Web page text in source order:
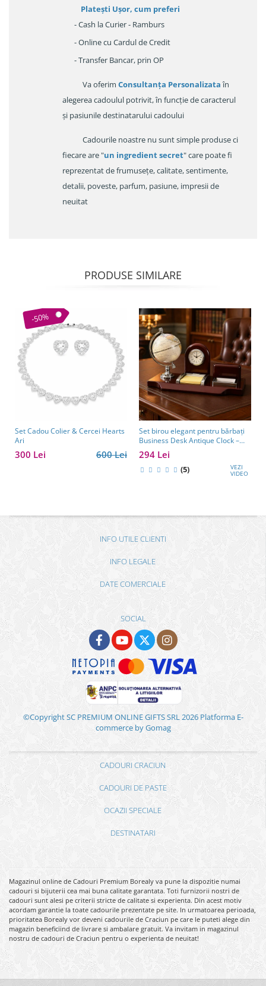
Platești Ușor, cum preferi
- Cash la Curier - Ramburs
- Online cu Cardul de Credit
- Transfer Bancar, prin OP
Va oferim Consultanța Personalizataîn
alegerea cadoulul potrivit, în funcție de caracterul
și pasiunile destinatarului cadoului
Cadourile noastre nu sunt simple produse ci
fiecare are "un ingredient secret" care poate fi
reprezentat de frumusețe, calitate, sentimente,
detalii, poveste, parfum, pasiune, impresii de
neuitat
PRODUSE SIMILARE
-50%
Set Cadou Colier & Cercei Hearts
Ari
600 Lei
300 Lei
Set birou elegant pentru bărbați
Business Desk Antique Clock –
cadou premium pentru șef, soț
sau partener de afaceri
294 Lei
(5) VEZI
VIDEO
INFO UTILE CLIENTI
INFO LEGALE
DATE COMERCIALE
SOCIAL
©Copyright SC PREMIUM ONLINE GIFTS SRL 2026 Platforma E-
commerce by Gomag
CADOURI CRACIUN
CADOURI DE PASTE
OCAZII SPECIALE
DESTINATARI
Magazinul online de Cadouri Premium Borealy va pune la dispozitie numai
cadouri si bijuterii cea mai buna calitate garantata. Toti furnizorii nostri de
cadouri sunt alesi pe criterii stricte de calitate si experienta. Din acest motiv
acordam garantie la toate cadourile prezentate pe site. In urmatoarea perioada,
prioritatea Borealy vor deveni cadourile de Craciun pe care le puteti alege din
magazin beneficiind de livrare si ambalare gratuit. Va invitam in magazinul
nostru de cadouri de Craciun pentru o experienta de neuitat!